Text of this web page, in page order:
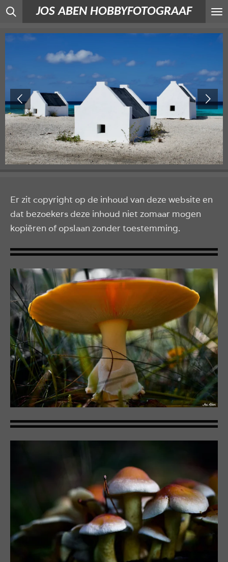
Ga
direct
hoofdinhoud
JOS ABEN HOBBYFOTOGRAAF
Er zit copyright op de inhoud van deze website en
dat bezoekers deze inhoud niet zomaar mogen
kopiëren of opslaan zonder toestemming.